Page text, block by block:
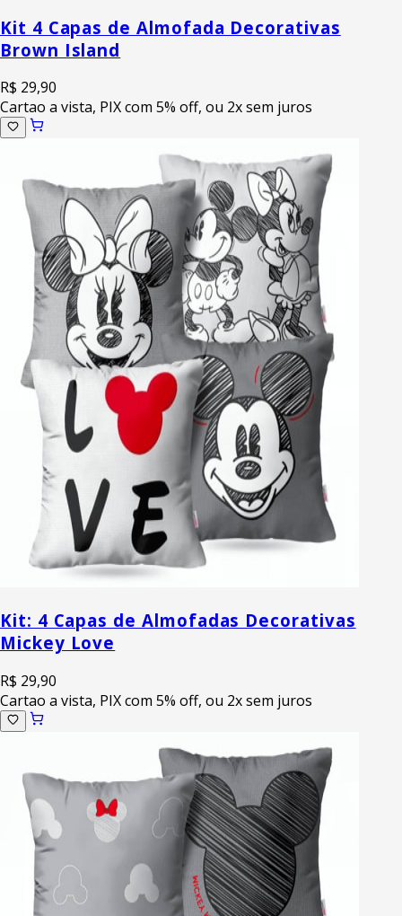
Kit 4 Capas de Almofada Decorativas
Brown Island
R$ 29,90
Cartao a vista, PIX com 5% off, ou 2x sem juros
Kit: 4 Capas de Almofadas Decorativas
Mickey Love
R$ 29,90
Cartao a vista, PIX com 5% off, ou 2x sem juros